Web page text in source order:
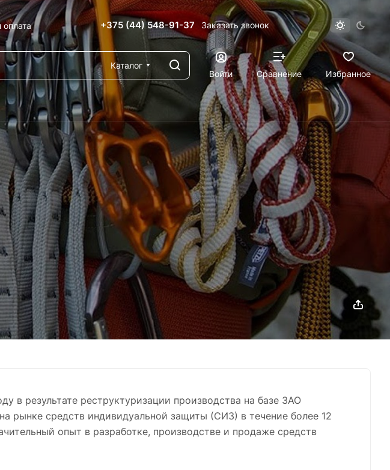
оплата +375 (44) 548-91-37 Заказать звонок
Каталог
Войти
Сравнение Избранное
в результате реструктуризации производства на базе ЗАО
рынке средств индивидуальной защиты (СИЗ) в течение более 12
опыт в разработке, производстве и продаже средств